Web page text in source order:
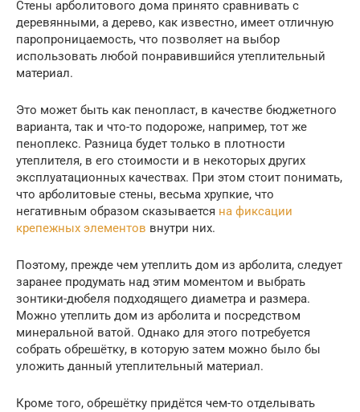
Стены арболитового дома принято сравнивать с
деревянными, а дерево, как известно, имеет отличную
паропроницаемость, что позволяет на выбор
использовать любой понравившийся утеплительный
материал.
Это может быть как пенопласт, в качестве бюджетного
варианта, так и что-то подороже, например, тот же
пеноплекс. Разница будет только в плотности
утеплителя, в его стоимости и в некоторых других
эксплуатационных качествах. При этом стоит понимать,
что арболитовые стены, весьма хрупкие, что
негативным образом сказывается на фиксации
крепежных элементов внутри них.
Поэтому, прежде чем утеплить дом из арболита, следует
заранее продумать над этим моментом и выбрать
зонтики-дюбеля подходящего диаметра и размера.
Можно утеплить дом из арболита и посредством
минеральной ватой. Однако для этого потребуется
собрать обрешётку, в которую затем можно было бы
уложить данный утеплительный материал.
Кроме того, обрешётку придётся чем-то отделывать